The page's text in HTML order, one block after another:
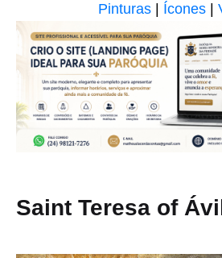
Pinturas Ícones
Saint Teresa of